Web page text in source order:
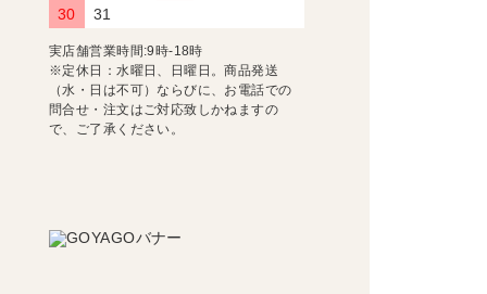
30
31
実店舗営業時間:9時-18時
※定休日：水曜日、日曜日。商品発送
（水・日は不可）ならびに、お電話での
問合せ・注文はご対応致しかねますの
で、ご了承ください。